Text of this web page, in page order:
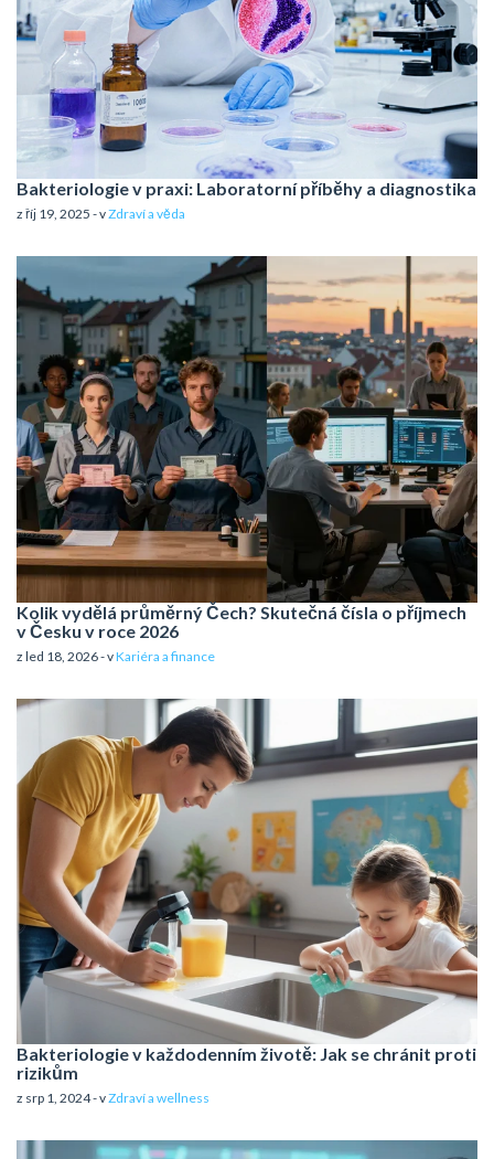
Bakteriologie v praxi: Laboratorní příběhy a diagnostika
z říj 19, 2025 - vZdraví a věda
Kolik vydělá průměrný Čech? Skutečná čísla o příjmech
v Česku v roce 2026
z led 18, 2026 - vKariéra a finance
Bakteriologie v každodenním životě: Jak se chránit proti
rizikům
z srp 1, 2024 - vZdraví a wellness